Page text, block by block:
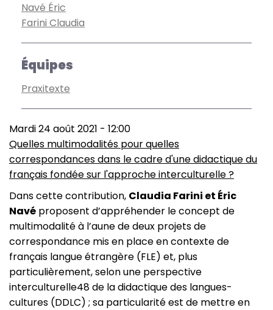
Navé Éric
Farini Claudia
Équipes
Praxitexte
Mardi 24 août 2021 - 12:00
Quelles multimodalités pour quelles
correspondances dans le cadre d'une didactique du
français fondée sur l'approche interculturelle ?
Dans cette contribution, Claudia Farini et Éric
Navé proposent d’appréhender le concept de
multimodalité à l’aune de deux projets de
correspondance mis en place en contexte de
français langue étrangère (FLE) et, plus
particulièrement, selon une perspective
interculturelle48 de la didactique des langues-
cultures (DDLC) ; sa particularité est de mettre en